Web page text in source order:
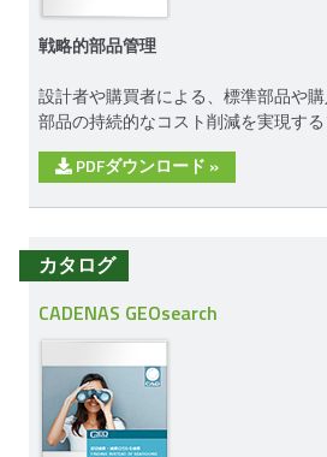
戦略的部品管理
設計者や購買者による、標準部品や
部品の持続的なコスト削減を実現す
PDFダウンロード »
カタログ
CADENAS GEOsearch